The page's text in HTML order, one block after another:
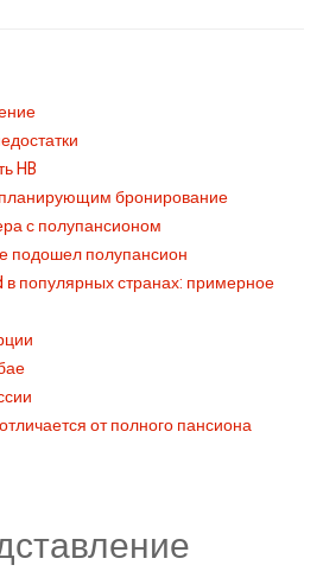
HB
бронирование
с полупансионом
подошел полупансион
в популярных странах: примерное
от полного пансиона